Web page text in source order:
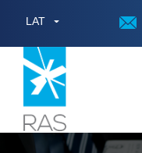
LAT